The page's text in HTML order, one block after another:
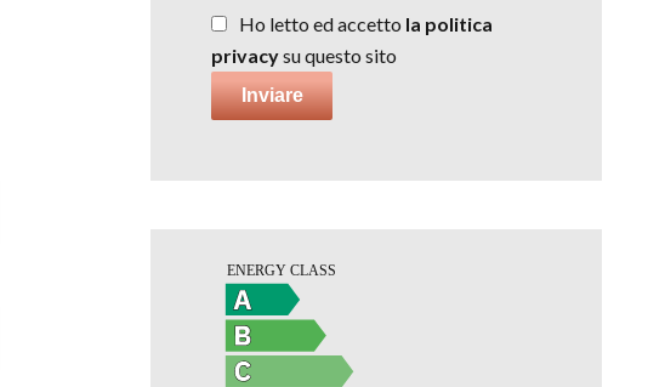
Ho letto ed accetto la politica
privacysu questo sito
Inviare